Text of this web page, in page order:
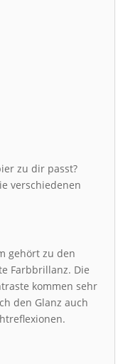
zu dir passt?
verschiedenen
gehört zu den
Farbbrillanz. Die
kommen sehr
den Glanz auch